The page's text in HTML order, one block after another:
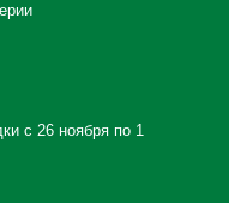
с 26 ноября по 1